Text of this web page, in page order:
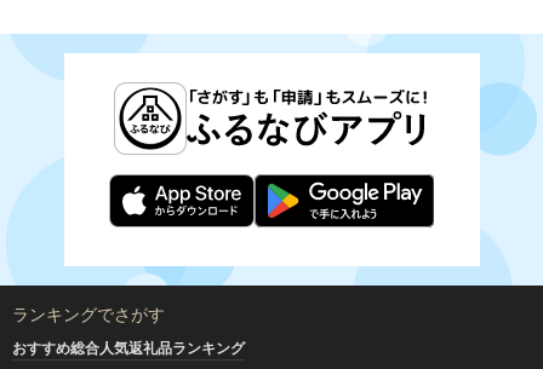
ランキングでさがす
おすすめ総合人気返礼品ランキング